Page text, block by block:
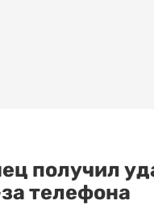
получил
телефона